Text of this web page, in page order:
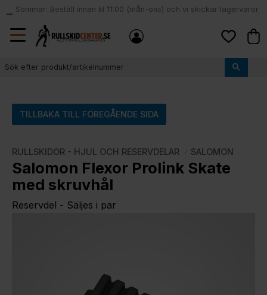
Meny
local_shipping
Sommar: Beställ innan kl 11:00 (mån-ons) och vi skickar lagervaror
samma dag
TILLBAKA TILL FÖREGÅENDE SIDA
RULLSKIDOR - HJUL OCH RESERVDELAR SALOMON
Salomon Flexor Prolink Skate
med skruvhål
Reservdel - Säljes i par